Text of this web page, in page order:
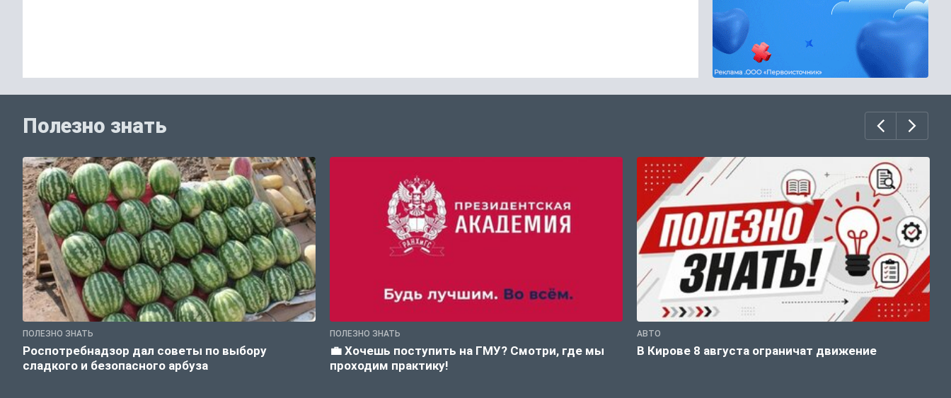
Полезно знать
ПОЛЕЗНО ЗНАТЬ
Роспотребнадзор дал советы по выбору
сладкого и безопасного арбуза
ПОЛЕЗНО ЗНАТЬ
💼 Хочешь поступить на ГМУ? Смотри, где мы
проходим практику!
АВТО
В Кирове 8 августа ограничат движение